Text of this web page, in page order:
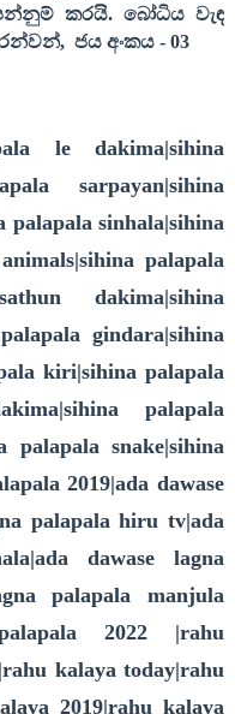
කරයි. බෝධිය වැඳ
, ජය අංකය - 03
le dakima|sihina
sarpayan|sihina
palapala sinhala|sihina
palapala
dakima|sihina
gindara|sihina
kiri|sihina palapala
palapala
palapala snake|sihina
2019|ada dawase
palapala hiru tv|ada
dawase lagna
palapala manjula
2022 |rahu
kalaya today|rahu
2019|rahu kalaya